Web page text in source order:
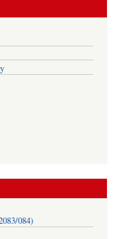
084)